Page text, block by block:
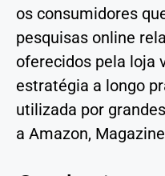
os consumidores
pesquisas online
oferecidos pela loja
estratégia a longo
utilizada por
a Amazon,